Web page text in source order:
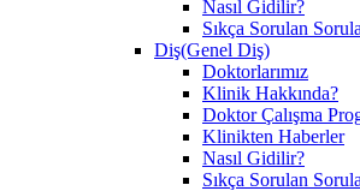
Nasıl Gidilir?
Sıkça Sorulan
Diş(Genel Diş)
Doktorlarımız
Klinik Hakkında?
Doktor Çalışma
Klinikten Haberler
Nasıl Gidilir?
Sıkça Sorulan